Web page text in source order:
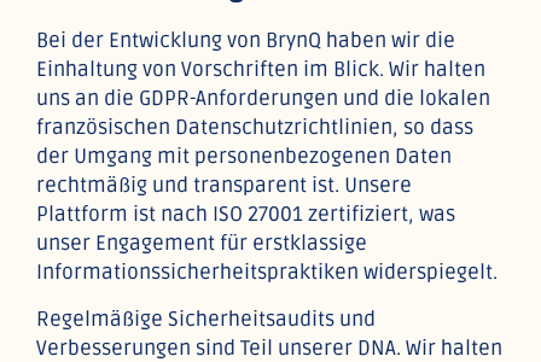
Bei der Entwicklung von BrynQ haben wir die
Einhaltung von Vorschriften im Blick. Wir halten
uns an die GDPR-Anforderungen und die lokalen
französischen Datenschutzrichtlinien, so dass
der Umgang mit personenbezogenen Daten
rechtmäßig und transparent ist. Unsere
Plattform ist nach ISO 27001 zertifiziert, was
unser Engagement für erstklassige
Informationssicherheitspraktiken widerspiegelt.
Regelmäßige Sicherheitsaudits und
Verbesserungen sind Teil unserer DNA. Wir halten